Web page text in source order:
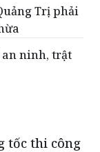
Trị phải
an ninh, trật
tốc thi công